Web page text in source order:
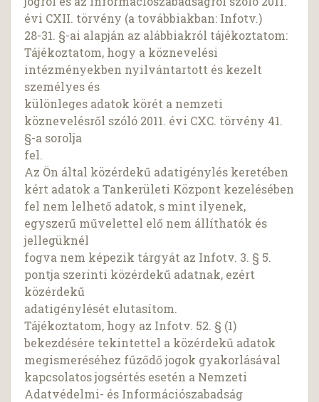
évi CXII. törvény (a továbbiakban: Infotv.)
28-31. §-ai alapján az alábbiakról tájékoztatom:
Tájékoztatom, hogy a köznevelési
intézményekben nyilvántartott és kezelt
személyes és
különleges adatok körét a nemzeti
köznevelésről szóló 2011. évi CXC. törvény 41.
§-a sorolja
fel.
Az Ön által közérdekű adatigénylés keretében
kért adatok a Tankerületi Központ kezelésében
fel nem lelhető adatok, s mint ilyenek,
egyszerű művelettel elő nem állíthatók és
jellegüknél
fogva nem képezik tárgyát az Infotv. 3. § 5.
pontja szerinti közérdekű adatnak, ezért
közérdekű
adatigénylését elutasítom.
Tájékoztatom, hogy az Infotv. 52. § (1)
bekezdésére tekintettel a közérdekű adatok
megismeréséhez fűződő jogok gyakorlásával
kapcsolatos jogsértés esetén a Nemzeti
Adatvédelmi- és Információszabadság